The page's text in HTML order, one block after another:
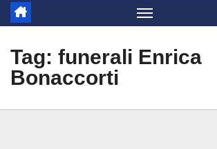
Tag: funerali Enrica
Bonaccorti